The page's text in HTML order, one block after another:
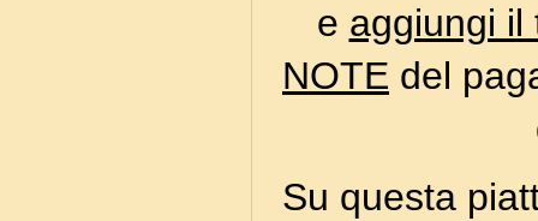
e aggiungi il
NOTE del
Su questa